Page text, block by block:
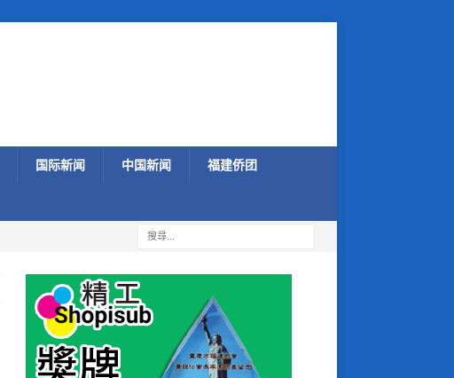
国际新闻 中国新闻 福建侨团